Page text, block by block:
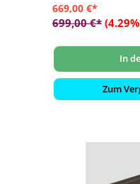
669,00 €*
699,00 €*
In
Zum